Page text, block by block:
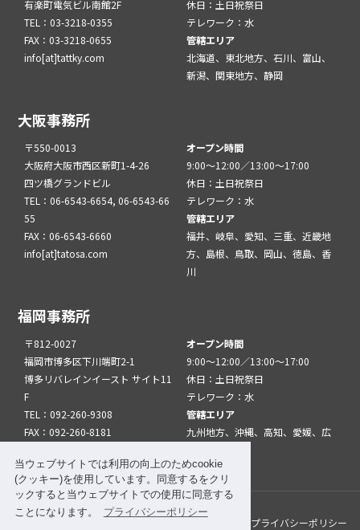
当ウェブサイトでは利用の向上のためcookie
(クッキー)を使用しています。同意するをクリ
ックすると当ウェブサイトでの使用に同意する
ことになります。
プライバシーポリシー
有楽町電気ビル南館2F
TEL：03-3218-0355
FAX：03-3218-0655
info[at]tattky.com
休日：土日祝祭日
テレワーク：水
管轄エリア
北海道、東北地方、石川、富山、
新潟、関東地方、静岡
大阪事務所
〒550-0013
大阪府大阪市西区新町1-4-26
四ツ橋グランドビル
TEL：06-6543-6654, 06-6543-66
55
FAX：06-6543-6660
info[at]tatosa.com
オープン時間
9:00～12:00／13:00～17:00
休日：土日祝祭日
テレワーク：水
管轄エリア
福井、岐阜、愛知、三重、近畿地
方、島根、鳥取、岡山、徳島、香
川
福岡事務所
〒812-0027
福岡市博多区下川端町2-1
博多リバレインイースト サイト11
F
TEL：092-260-9308
FAX：092-260-8181
オープン時間
9:00～12:00／13:00～17:00
休日：土日祝祭日
テレワーク：水
管轄エリア
九州地方、沖縄、高知、愛媛、広
このサイトについて プライバシーポリシー